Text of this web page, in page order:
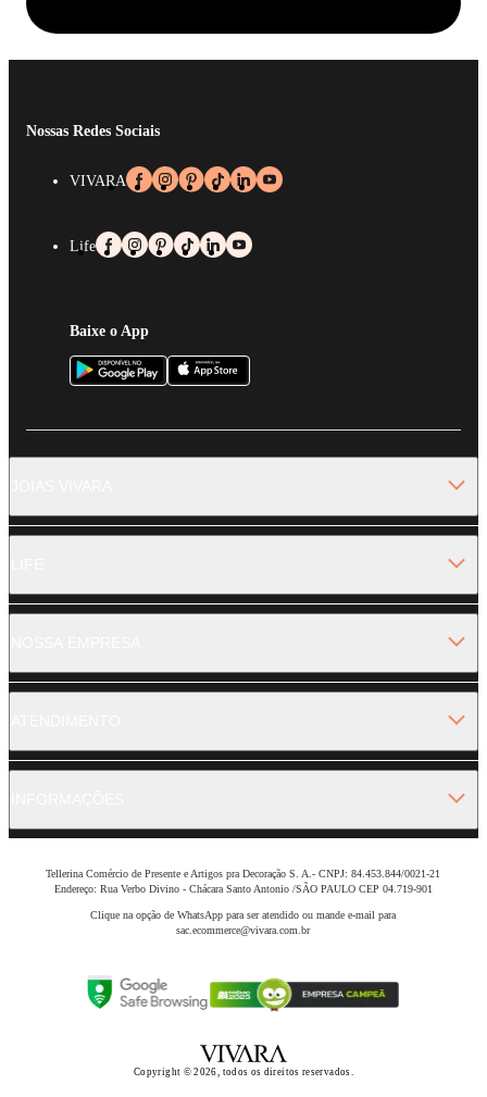
Nossas Redes Sociais
VIVARA
Life
Baixe o App
Tellerina Comércio de Presente e Artigos pra Decoração S. A.- CNPJ: 84.453.844/0021-21
Endereço: Rua Verbo Divino - Chácara Santo Antonio /SÃO PAULO CEP 04.719-901
Clique na opção de WhatsApp para ser atendido ou mande e-mail para
sac.ecommerce@vivara.com.br
Copyright © 2026, todos os direitos reservados.